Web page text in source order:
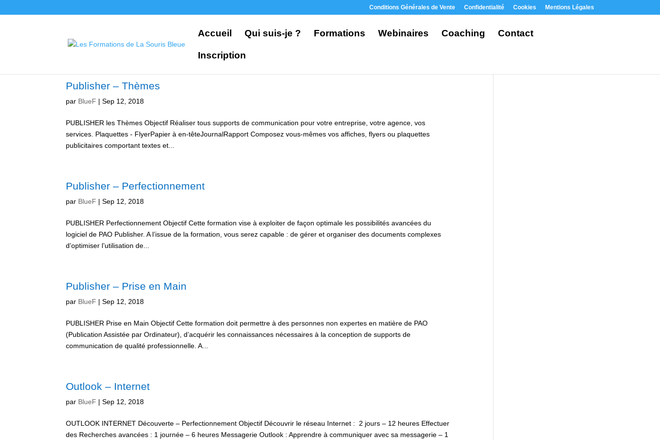
Conditions Générales de Vente Confidentialité Cookies Mentions Légales
Accueil Qui suis-je ? Formations Webinaires Coaching Contact
Inscription
Publisher – Thèmes
par BlueF |Sep 12, 2018
PUBLISHER les Thèmes Objectif Réaliser tous supports de communication pour votre entreprise, votre agence, vos
services. Plaquettes - FlyerPapier à en-têteJournalRapport Composez vous-mêmes vos affiches, flyers ou plaquettes
publicitaires comportant textes et...
Publisher – Perfectionnement
par BlueF |Sep 12, 2018
PUBLISHER Perfectionnement Objectif Cette formation vise à exploiter de façon optimale les possibilités avancées du
logiciel de PAO Publisher. A l’issue de la formation, vous serez capable : de gérer et organiser des documents complexes
d’optimiser l’utilisation de...
Publisher – Prise en Main
par BlueF |Sep 12, 2018
PUBLISHER Prise en Main Objectif Cette formation doit permettre à des personnes non expertes en matière de PAO
(Publication Assistée par Ordinateur), d’acquérir les connaissances nécessaires à la conception de supports de
communication de qualité professionnelle. A...
Outlook – Internet
par BlueF |Sep 12, 2018
OUTLOOK INTERNET Découverte – Perfectionnement Objectif Découvrir le réseau Internet : 2 jours – 12 heures Effectuer
des Recherches avancées : 1 journée – 6 heures Messagerie Outlook : Apprendre à communiquer avec sa messagerie – 1